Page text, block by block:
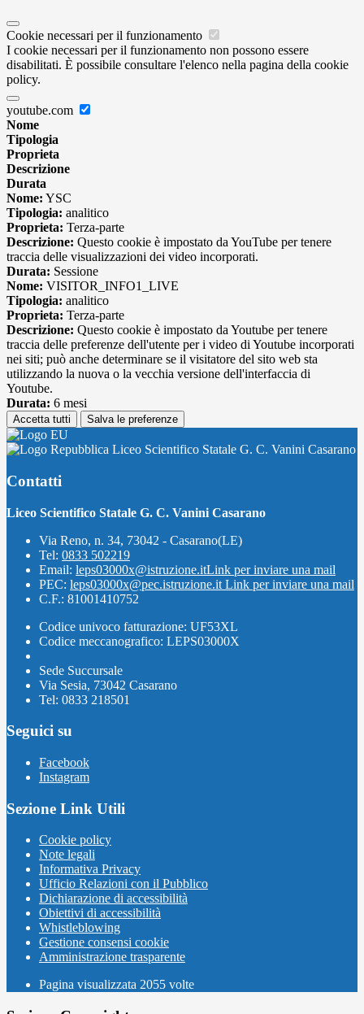
Cookie necessari per il funzionamento
I cookie necessari per il funzionamento non possono essere
disabilitati. È possibile consultare l'elenco nella pagina della cookie
policy.
youtube.com
Nome
Tipologia
Proprieta
Descrizione
Durata
Nome: YSC
Tipologia: analitico
Proprieta: Terza-parte
Descrizione: Questo cookie è impostato da YouTube per tenere
traccia delle visualizzazioni dei video incorporati.
Durata: Sessione
Nome: VISITOR_INFO1_LIVE
Tipologia: analitico
Proprieta: Terza-parte
Descrizione: Questo cookie è impostato da Youtube per tenere
traccia delle preferenze dell'utente per i video di Youtube incorporati
nei siti; può anche determinare se il visitatore del sito web sta
utilizzando la nuova o la vecchia versione dell'interfaccia di
Youtube.
Durata: 6 mesi
Accetta tutti Salva le preferenze
Liceo Scientifico Statale G. C. Vanini Casarano
Contatti
Liceo Scientifico Statale G. C. Vanini Casarano
Via Reno, n. 34, 73042 - Casarano(LE)
Tel: 0833 502219
Email: leps03000x@istruzione.itLink per inviare una mail
PEC: leps03000x@pec.istruzione.it Link per inviare una mail
C.F.: 81001410752
Codice univoco fatturazione: UF53XL
Codice meccanografico: LEPS03000X
Sede Succursale
Via Sesia, 73042 Casarano
Tel: 0833 218501
Seguici su
Facebook
Instagram
Sezione Link Utili
Cookie policy
Note legali
Informativa Privacy
Ufficio Relazioni con il Pubblico
Dichiarazione di accessibilità
Obiettivi di accessibilità
Whistleblowing
Gestione consensi cookie
Amministrazione trasparente
Pagina visualizzata 2055 volte